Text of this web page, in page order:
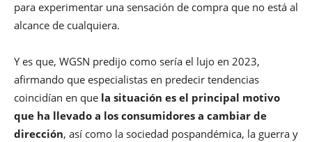
para experimentar una sensación de compra que no está al
alcance de cualquiera.
Y es que, WGSN predijo como sería el lujo en 2023,
afirmando que especialistas en predecir tendencias
coincidían en que la situación es el principal motivo
que ha llevado a los consumidores a cambiar de
dirección, así como la sociedad pospandémica, la guerra y